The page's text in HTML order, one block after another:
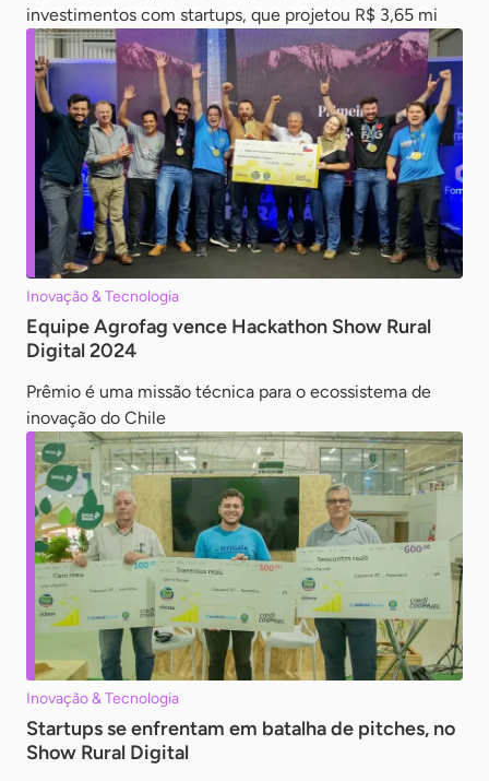
investimentos com startups, que projetou R$ 3,65 mi
Inovação & Tecnologia
Equipe Agrofag vence Hackathon Show Rural
Digital 2024
Prêmio é uma missão técnica para o ecossistema de
inovação do Chile
Inovação & Tecnologia
Startups se enfrentam em batalha de pitches, no
Show Rural Digital